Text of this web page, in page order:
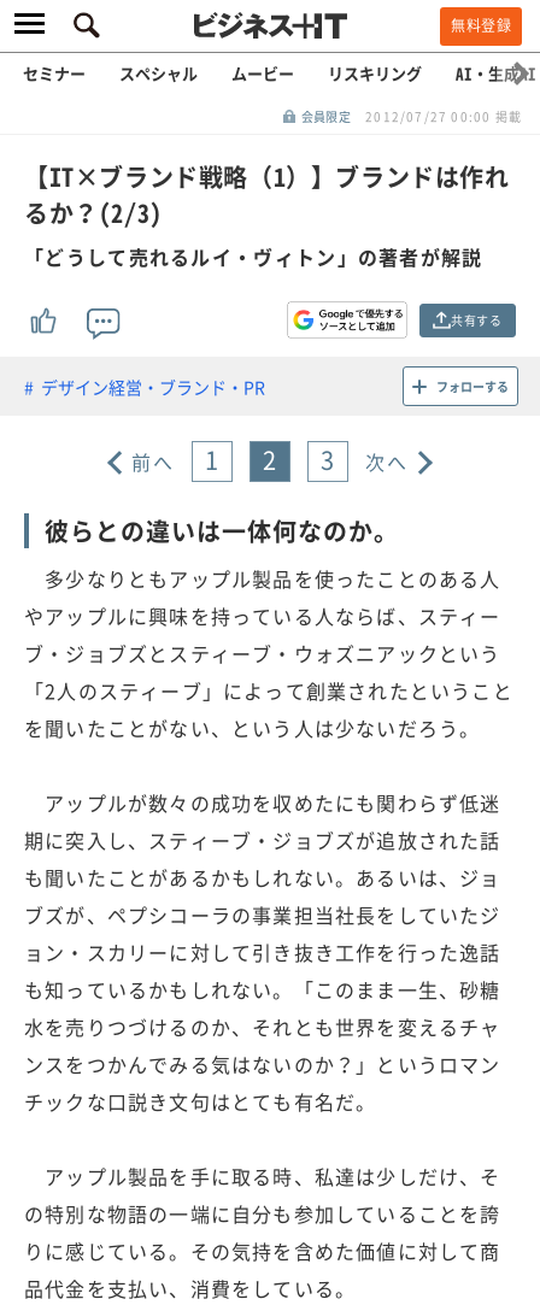
無料登録
セミナー スペシャル ムービー リスキリング AI・生成AI
会員限定 2012/07/27 00:00 掲載
【IT×ブランド戦略（1）】ブランドは作れ
るか？(2/3)
「どうして売れるルイ・ヴィトン」の著者が解説
共有する
デザイン経営・ブランド・PR フォローする
前へ 1 2 3 次へ
彼らとの違いは一体何なのか。
多少なりともアップル製品を使ったことのある人
やアップルに興味を持っている人ならば、スティー
ブ・ジョブズとスティーブ・ウォズニアックという
「2人のスティーブ」によって創業されたということ
を聞いたことがない、という人は少ないだろう。
アップルが数々の成功を収めたにも関わらず低迷
期に突入し、スティーブ・ジョブズが追放された話
も聞いたことがあるかもしれない。あるいは、ジョ
ブズが、ペプシコーラの事業担当社長をしていたジ
ョン・スカリーに対して引き抜き工作を行った逸話
も知っているかもしれない。「このまま一生、砂糖
水を売りつづけるのか、それとも世界を変えるチャ
ンスをつかんでみる気はないのか？」というロマン
チックな口説き文句はとても有名だ。
アップル製品を手に取る時、私達は少しだけ、そ
の特別な物語の一端に自分も参加していることを誇
りに感じている。その気持を含めた価値に対して商
品代金を支払い、消費をしている。